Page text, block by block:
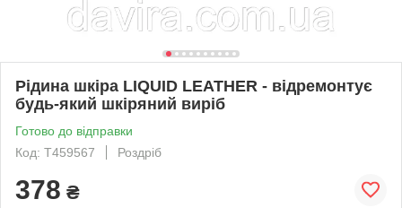
Рідина шкіра LIQUID LEATHER - відремонтує
будь-який шкіряний виріб
Готово до відправки
Код: T459567
Роздріб
378 ₴